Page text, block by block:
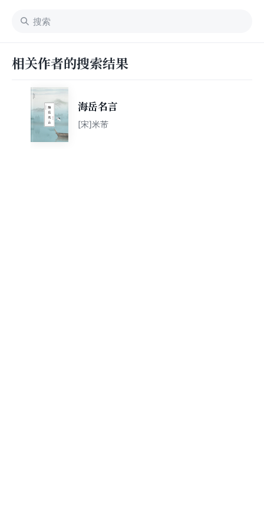
相关作者的搜索结果
海岳名言
[宋]米芾